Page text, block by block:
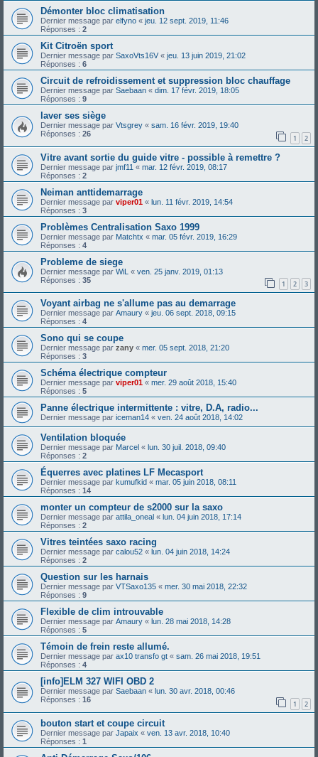
Démonter bloc climatisation
Dernier message par elfyno « jeu. 12 sept. 2019, 11:46
Réponses : 2
Kit Citroën sport
Dernier message par SaxoVts16V « jeu. 13 juin 2019, 21:02
Réponses : 6
Circuit de refroidissement et suppression bloc chauffage
Dernier message par Saebaan « dim. 17 févr. 2019, 18:05
Réponses : 9
laver ses siège
Dernier message par Vtsgrey « sam. 16 févr. 2019, 19:40
Réponses : 26 1 2
Vitre avant sortie du guide vitre - possible à remettre ?
Dernier message par jmf11 « mar. 12 févr. 2019, 08:17
Réponses : 2
Neiman anttidemarrage
Dernier message par viper01 « lun. 11 févr. 2019, 14:54
Réponses : 3
Problèmes Centralisation Saxo 1999
Dernier message par Matchtx « mar. 05 févr. 2019, 16:29
Réponses : 4
Probleme de siege
Dernier message par WiL « ven. 25 janv. 2019, 01:13
Réponses : 35 1 2 3
Voyant airbag ne s'allume pas au demarrage
Dernier message par Amaury « jeu. 06 sept. 2018, 09:15
Réponses : 4
Sono qui se coupe
Dernier message par zany « mer. 05 sept. 2018, 21:20
Réponses : 3
Schéma électrique compteur
Dernier message par viper01 « mer. 29 août 2018, 15:40
Réponses : 5
Panne électrique intermittente : vitre, D.A, radio...
Dernier message par iceman14 « ven. 24 août 2018, 14:02
Ventilation bloquée
Dernier message par Marcel « lun. 30 juil. 2018, 09:40
Réponses : 2
Équerres avec platines LF Mecasport
Dernier message par kumufkid « mar. 05 juin 2018, 08:11
Réponses : 14
monter un compteur de s2000 sur la saxo
Dernier message par attila_oneal « lun. 04 juin 2018, 17:14
Réponses : 2
Vitres teintées saxo racing
Dernier message par calou52 « lun. 04 juin 2018, 14:24
Réponses : 2
Question sur les harnais
Dernier message par VTSaxo135 « mer. 30 mai 2018, 22:32
Réponses : 9
Flexible de clim introuvable
Dernier message par Amaury « lun. 28 mai 2018, 14:28
Réponses : 5
Témoin de frein reste allumé.
Dernier message par ax10 transfo gt « sam. 26 mai 2018, 19:51
Réponses : 4
[info]ELM 327 WIFI OBD 2
Dernier message par Saebaan « lun. 30 avr. 2018, 00:46
Réponses : 16 1 2
bouton start et coupe circuit
Dernier message par Japaix « ven. 13 avr. 2018, 10:40
Réponses : 1